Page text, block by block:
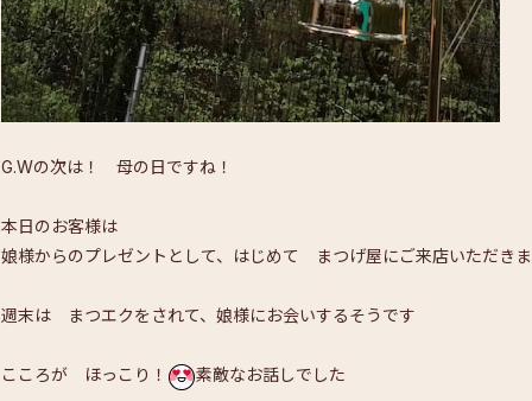
G.Wの次は！ 母の日ですね！
本日のお客様は
娘様からのプレゼントとして、はじめて まつげ屋にご来店いただき
週末は まつエクをされて、娘様にお会いするそうです
こころが ほっこり！ 素敵なお話しでした